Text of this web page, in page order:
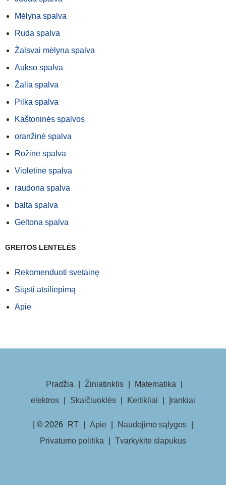
Mėlyna spalva
Ruda spalva
Žalsvai mėlyna spalva
Aukso spalva
Žalia spalva
Pilka spalva
Kaštoninės spalvos
oranžinė spalva
Rožinė spalva
Violetinė spalva
raudona spalva
balta spalva
Geltona spalva
GREITOS LENTELĖS
Rekomenduoti svetainę
Siųsti atsiliepimą
Apie
Pradžia Žiniatinklis Matematika
elektros
Skaičiuoklės Keitikliai Įrankiai
| © 2026 RT Apie Naudojimo sąlygos
Privatumo politika
Tvarkykite slapukus